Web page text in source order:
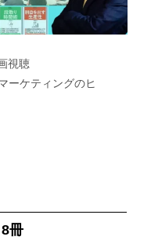
視聴
ーケティングのヒ
冊